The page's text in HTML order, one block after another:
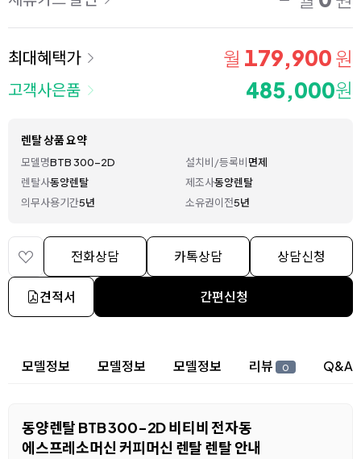
최대혜택가 월 179,900 원
고객사은품 485,000원
렌탈 상품 요약
모델명BTB 300-2D 설치비/등록비면제
렌탈사동양렌탈 제조사동양렌탈
의무사용기간5년 소유권이전5년
전화상담 카톡상담 상담신청
견적서 간편신청
상세 정보
모델정보 모델정보 모델정보 리뷰 0 Q&A
동양렌탈 BTB 300-2D 비티비 전자동
에스프레소머신 커피머신 렌탈 렌탈 안내